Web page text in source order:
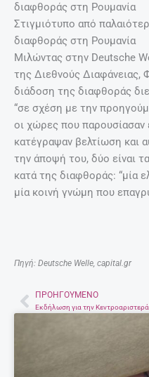
διαφθοράς στη Ρουμανία
Στιγμιότυπο από
διαφθοράς στη Ρουμανία
Μιλώντας στην Deutsche
της Διεθνούς Διαφάνειας,
διάδοση της διαφθοράς
“σε σχέση με την
οι χώρες που παρουσίασαν
κατέγραψαν βελτίωση και
την άποψή του, δύο είναι
κατά της διαφθοράς: “μία
μία κοινή γνώμη που
Πηγή: Deutsche Welle, capital.gr
PrevΠΡΟΗΓΟΎΜΕΝΟ